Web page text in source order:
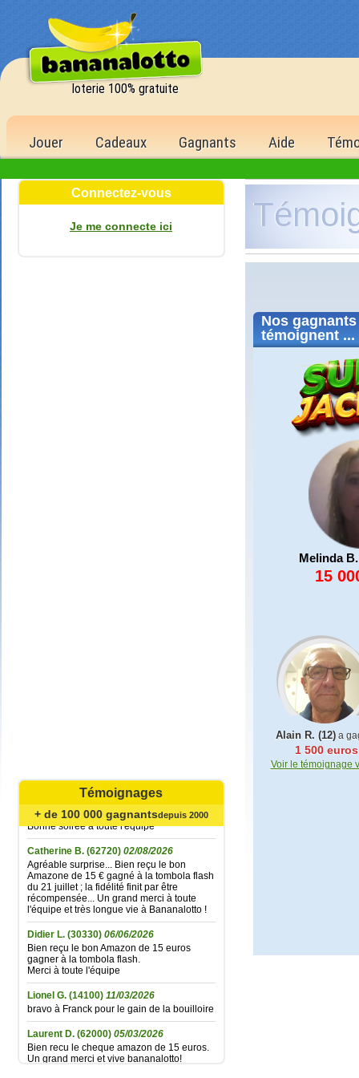
loterie 100% gratuite
Jouer Cadeaux Gagnants Aide
Connectez-vous
Je me connecte ici
Témoignages
+ de 100 000 gagnantsdepuis 2000
un grand merci pour l'envoi des 15 €
amazon gagné à la tombola flash du
30/06/2026
Bonne soirée à toute l'équipe
Catherine B.(62720) 02/08/2026
Agréable surprise... Bien reçu le bon
Amazone de 15 € gagné à la tombola flash
du 21 juillet ; la fidélité finit par être
récompensée... Un grand merci à toute
l'équipe et très longue vie à Bananalotto !
Didier L.(30330) 06/06/2026
Bien reçu le bon Amazon de 15 euros
gagner à la tombola flash.
Merci à toute l'équipe
Lionel G.(14100) 11/03/2026
bravo à Franck pour le gain de la bouilloire
Laurent D.(62000) 05/03/2026
Bien recu le cheque amazon de 15 euros.
Un grand merci et vive bananalotto!
Nos gagnants
témoignent ...
Melinda
15
Alain R. (12)a
1 500 euros
Voir le témoignage